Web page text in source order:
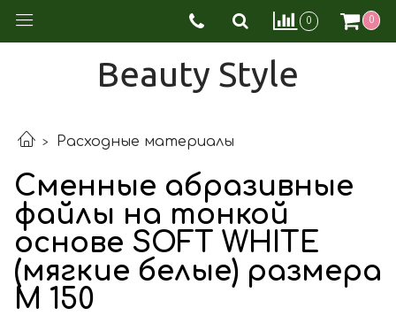
0 0
Beauty Style
Расходные материалы
Сменные абразивные
файлы на тонкой
основе SOFT WHITE
(мягкие белые) размера
M 150